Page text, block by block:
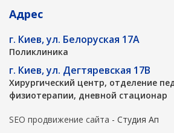
Адрес
г. Киев, ул. Белоруская 17А
Поликлиника
г. Киев, ул. Дегтяревская 17В
Хирургический центр, отделение
физиотерапии, дневной стационар
SEO продвижение сайта - Студия Ап